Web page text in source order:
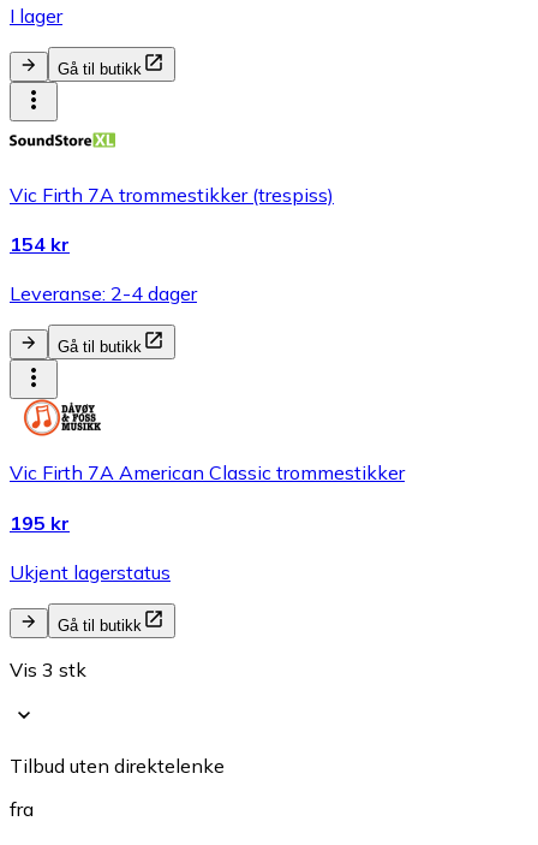
I lager
Gå til butikk
Vic Firth 7A trommestikker (trespiss)
154 kr
Leveranse: 2-4 dager
Gå til butikk
Vic Firth 7A American Classic trommestikker
195 kr
Ukjent lagerstatus
Gå til butikk
Vis 3 stk
Tilbud uten direktelenke
fra